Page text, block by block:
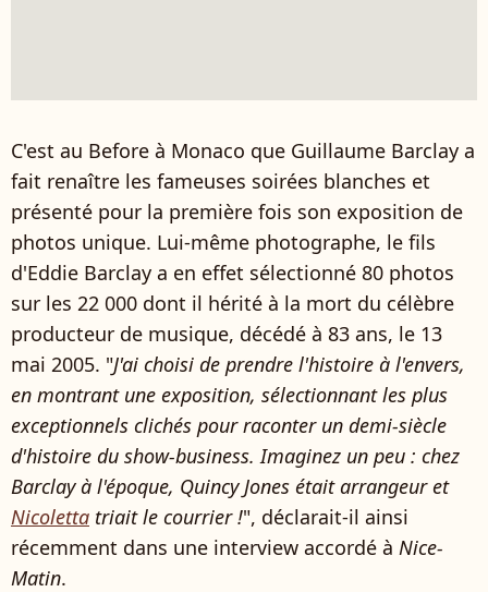
C'est au Before à Monaco que Guillaume Barclay a
fait renaître les fameuses soirées blanches et
présenté pour la première fois son exposition de
photos unique. Lui-même photographe, le fils
d'Eddie Barclay a en effet sélectionné 80 photos
sur les 22 000 dont il hérité à la mort du célèbre
producteur de musique, décédé à 83 ans, le 13
mai 2005. "J'ai choisi de prendre l'histoire à l'envers,
en montrant une exposition, sélectionnant les plus
exceptionnels clichés pour raconter un demi-siècle
d'histoire du show-business. Imaginez un peu : chez
Barclay à l'époque, Quincy Jones était arrangeur et
Nicoletta triait le courrier !", déclarait-il ainsi
récemment dans une interview accordé à Nice-
Matin.